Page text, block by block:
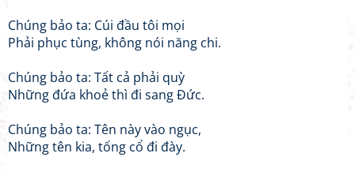
Chúng bảo ta: Cúi đầu tôi mọi
Phải phục tùng, không nói năng chi.
Chúng bảo ta: Tất cả phải quỳ
Những đứa khoẻ thì đi sang Đức.
Chúng bảo ta: Tên này vào ngục,
Những tên kia, tống cổ đi đày.